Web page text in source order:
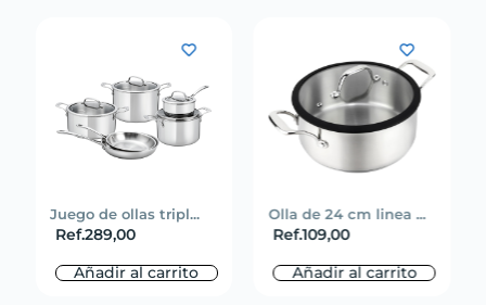
Juego de ollas tripl...
Ref.289,00
Añadir al carrito
Olla de 24 cm linea ...
Ref.109,00
Añadir al carrito